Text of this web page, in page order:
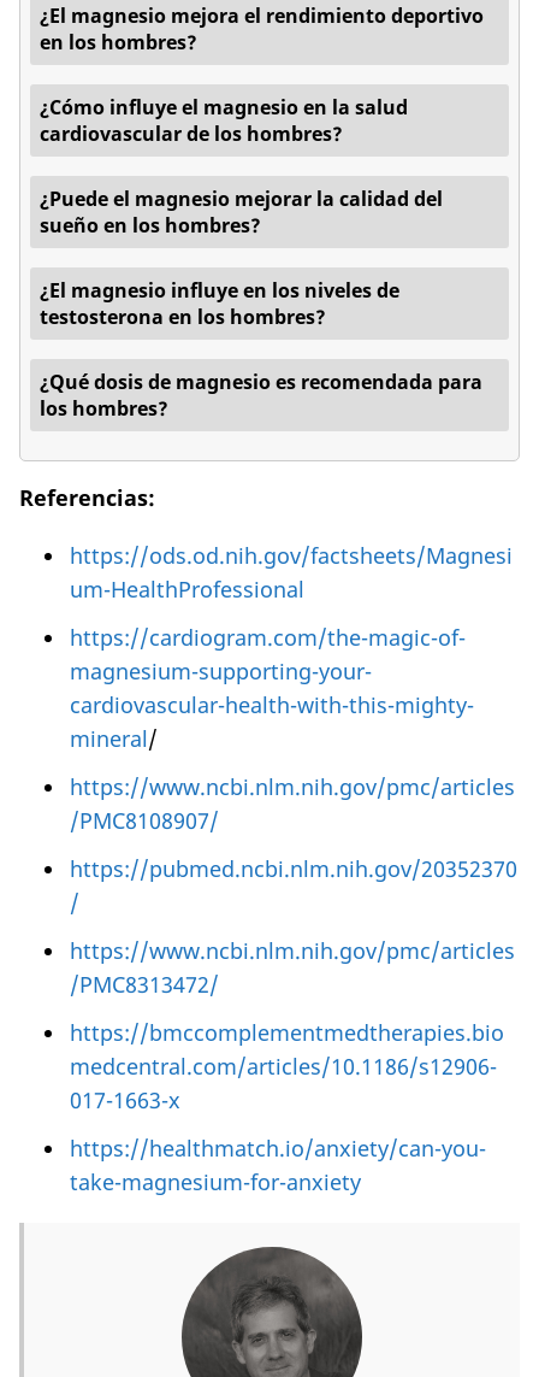
¿El magnesio mejora el rendimiento deportivo
en los hombres?
¿Cómo influye el magnesio en la salud
cardiovascular de los hombres?
¿Puede el magnesio mejorar la calidad del
sueño en los hombres?
¿El magnesio influye en los niveles de
testosterona en los hombres?
¿Qué dosis de magnesio es recomendada para
los hombres?
Referencias:
https://ods.od.nih.gov/factsheets/Magnesi
um-HealthProfessional
https://cardiogram.com/the-magic-of-
magnesium-supporting-your-
cardiovascular-health-with-this-mighty-
mineral/
https://www.ncbi.nlm.nih.gov/pmc/articles
/PMC8108907/
https://pubmed.ncbi.nlm.nih.gov/20352370
/
https://www.ncbi.nlm.nih.gov/pmc/articles
/PMC8313472/
https://bmccomplementmedtherapies.bio
medcentral.com/articles/10.1186/s12906-
017-1663-x
https://healthmatch.io/anxiety/can-you-
take-magnesium-for-anxiety